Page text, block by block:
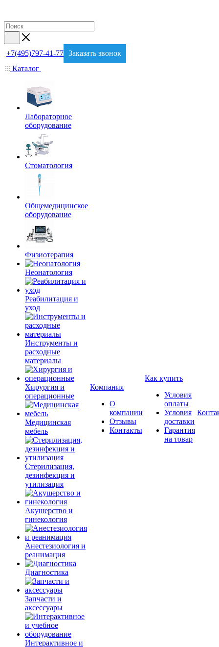
+7(495)797-41-77 Заказать звонок
Каталог
Лабораторное
оборудование
Стоматология
Общемедицинское
оборудование
Физиотерапия
Неонатология
Реабилитация и
уход
Инструменты и
расходные
материалы
Хирургия и
операционные
Медицинская
мебель
Стерилизация,
дезинфекция и
утилизация
Акушерство и
гинекология
Анестезиология и
реанимация
Диагностика
Запчасти и
аксессуары
Интерактивное и
Компания
О
компании
Отзывы
Контакты
Как купить
Условия
оплаты
Условия
доставки
Гарантия
на товар